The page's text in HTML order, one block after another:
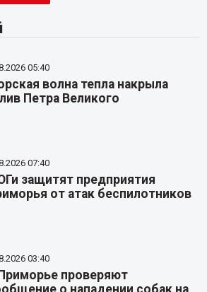
05:40
волна тепла накрыла
Петра Великого
07:40
защитят предприятия
от атак беспилотников
03:40
проверяют
о нападении собак на